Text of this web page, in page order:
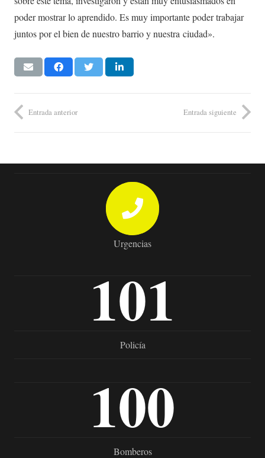
poder mostrar lo aprendido. Es muy importante poder trabajar
juntos por el bien de nuestro barrio y nuestra ciudad».
Entrada anterior Entrada siguiente
Urgencias
101
Policía
100
Bomberos